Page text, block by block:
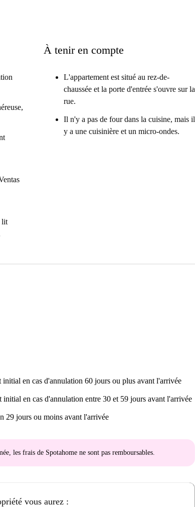
lit
À tenir en compte
L'appartement est situé au rez-de-
chaussée et la porte d'entrée s'ouvre sur la
rue.
Il n'y a pas de four dans la cuisine, mais il
y a une cuisinière et un micro-ondes.
initial en cas d'annulation 60 jours ou plus avant l'arrivée
initial en cas d'annulation entre 30 et 59 jours avant l'arrivée
29 jours ou moins avant l'arrivée
les frais de Spotahome ne sont pas remboursables.
vous aurez :